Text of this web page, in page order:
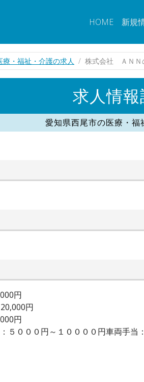
HOME 新規
療・福祉・介護の求人 株式会社 ＡＮＮ
求人情報
愛知県西尾市の医療・福
円
円
円
５０００円～１００００円車両手当